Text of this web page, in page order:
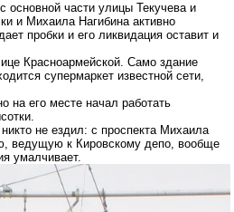
основной части улицы Текучева и
и Михаила Нагибина активно
пробки и его ликвидация оставит и
Красноармейской. Само здание
супермаркет известной сети,
на его месте начал работать
не ездил: с проспекта Михаила
ведущую к Кировскому депо, вообще
умалчивает.